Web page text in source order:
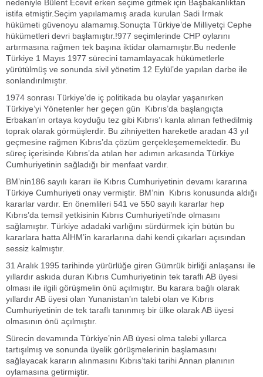
nedeniyle Bülent Ecevit erken seçime gitmek için Başbakanlıktan
istifa etmiştir.Seçim yapılamamış arada kurulan Sadi Irmak
hükümeti güvenoyu alamamış.Sonuçta Türkiye’de Milliyetçi Cephe
hükümetleri devri başlamıştır.!977 seçimlerinde CHP oylarını
artırmasına rağmen tek başına iktidar olamamıştır.Bu nedenle
Türkiye 1 Mayıs 1977 sürecini tamamlayacak hükümetlerle
yürütülmüş ve sonunda sivil yönetim 12 Eylül’de yapılan darbe ile
sonlandırılmıştır.
1974 sonrası Türkiye’de iç politikada bu olaylar yaşanırken
Türkiye’yi Yönetenler her geçen gün Kıbrıs’da başlangıçta
Erbakan’ın ortaya koyduğu tez gibi Kıbrıs’ı kanla alınan fethedilmiş
toprak olarak görmüşlerdir. Bu zihniyetten hareketle aradan 43 yıl
geçmesine rağmen Kıbrıs’da çözüm gerçekleşememektedir. Bu
süreç içerisinde Kıbrıs’da atılan her adımın arkasında Türkiye
Cumhuriyetinin sağladığı bir menfaat vardır.
BM’nin186 sayılı kararı ile Kıbrıs Cumhuriyetinin devamı kararına
Türkiye Cumhuriyeti onay vermiştir. BM’nin Kıbrıs konusunda aldığı
kararlar vardır. En önemlileri 541 ve 550 sayılı kararlar hep
Kıbrıs’da temsil yetkisinin Kıbrıs Cumhuriyeti’nde olmasını
sağlamıştır. Türkiye adadaki varlığını sürdürmek için bütün bu
kararlara hatta AİHM’in kararlarına dahi kendi çıkarları açısından
sessiz kalmıştır.
31 Aralık 1995 tarihinde yürürlüğe giren Gümrük birliği anlaşansı ile
yıllardır askıda duran Kıbrıs Cumhuriyetinin tek taraflı AB üyesi
olması ile ilgili görüşmelin önü açılmıştır. Bu karara bağlı olarak
yıllardır AB üyesi olan Yunanistan’ın talebi olan ve Kıbrıs
Cumhuriyetinin de tek taraflı tanınmış bir ülke olarak AB üyesi
olmasının önü açılmıştır.
Sürecin devamında Türkiye’nin AB üyesi olma talebi yıllarca
tartışılmış ve sonunda üyelik görüşmelerinin başlamasını
sağlayacak kararın alınmasını Kıbrıs’taki tarihi Annan planının
oylamasına getirmiştir.